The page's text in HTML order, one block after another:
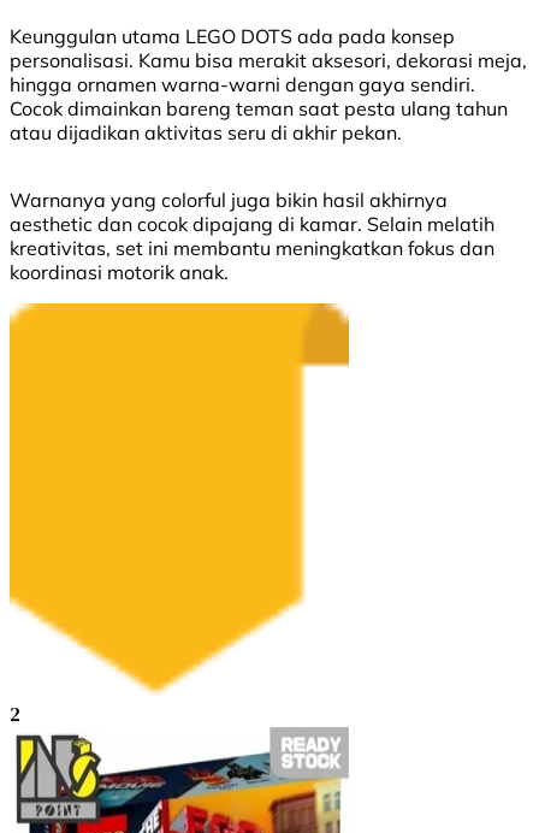
Keunggulan utama LEGO DOTS ada pada konsep
personalisasi. Kamu bisa merakit aksesori, dekorasi meja,
hingga ornamen warna-warni dengan gaya sendiri.
Cocok dimainkan bareng teman saat pesta ulang tahun
atau dijadikan aktivitas seru di akhir pekan.
Warnanya yang colorful juga bikin hasil akhirnya
aesthetic dan cocok dipajang di kamar. Selain melatih
kreativitas, set ini membantu meningkatkan fokus dan
koordinasi motorik anak.
2